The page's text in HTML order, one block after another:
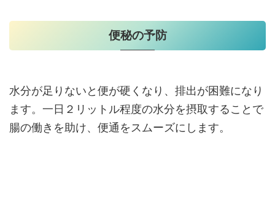
便秘の予防
水分が足りないと便が硬くなり、排出が困難になり
ます。一日２リットル程度の水分を摂取することで
腸の働きを助け、便通をスムーズにします。